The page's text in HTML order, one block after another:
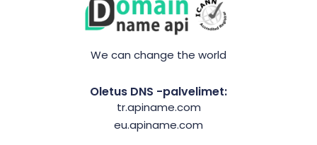
We can change the world
Oletus DNS -palvelimet:
tr.apiname.com
eu.apiname.com